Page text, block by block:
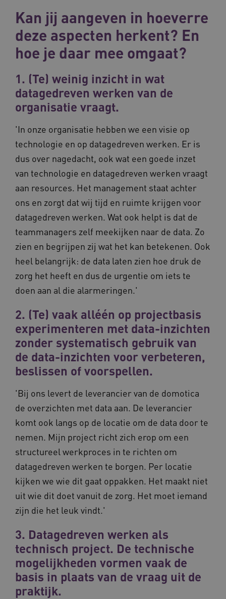
Kan jij aangeven in hoeverre
deze aspecten herkent? En
hoe je daar mee omgaat?
1. (Te) weinig inzicht in wat
datagedreven werken van de
organisatie vraagt.
'In onze organisatie hebben we een visie op
technologie en op datagedreven werken. Er is
dus over nagedacht, ook wat een goede inzet
van technologie en datagedreven werken vraagt
aan resources. Het management staat achter
ons en zorgt dat wij tijd en ruimte krijgen voor
datagedreven werken. Wat ook helpt is dat de
teammanagers zelf meekijken naar de data. Zo
zien en begrijpen zij wat het kan betekenen. Ook
heel belangrijk: de data laten zien hoe druk de
zorg het heeft en dus de urgentie om iets te
doen aan al die alarmeringen.'
2. (Te) vaak alléén op projectbasis
experimenteren met data-inzichten
zonder systematisch gebruik van
de data-inzichten voor verbeteren,
beslissen of voorspellen.
'Bij ons levert de leverancier van de domotica
de overzichten met data aan. De leverancier
komt ook langs op de locatie om de data door te
nemen. Mijn project richt zich erop om een
structureel werkproces in te richten om
datagedreven werken te borgen. Per locatie
kijken we wie dit gaat oppakken. Het maakt niet
uit wie dit doet vanuit de zorg. Het moet iemand
zijn die het leuk vindt.'
3. Datagedreven werken als
technisch project. De technische
mogelijkheden vormen vaak de
basis in plaats van de vraag uit de
praktijk.
ervoor dat de website werkt. Deze cookies
worden altijd geplaatst en maken geen inbreuk
op uw privacy.
Naam
Provider/ Domein
www.waardigheidentrots.nl
BCSessionID
__Secure-ROLLOUT_TOKEN .youtube.com
ARRAffinity
Microsoft Corporation
.waardigheidentrots.nl
CookieScriptConsent
AWSALBCORS
Amazon.com Inc.
m906.waardigheidentrots.nl
VISITOR_PRIVACY_METADATA
YouTube
.youtube.com
ARRAffinitySameSite
Microsoft Corporation
.waardigheidentrots.nl
Google Privacy Policy